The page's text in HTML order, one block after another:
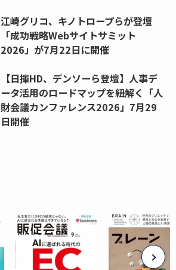
江崎グリコ、キノトロープらが登壇
「成功戦略Webサイトサミット
2026」が7月22日に開催
【日揮HD、デンソーら登壇】人事デ
ータ活用のロードマップを紐解く「人
財会議カンファレンス2026」7月29
日開催